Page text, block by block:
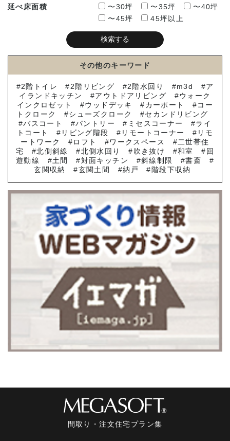
延べ床面積 〜30坪 〜35坪
〜40坪
〜45坪
45坪以上
その他のキーワード
2階トイレ 2階リビング 2階水回り m3d
ア
イランドキッチン
アウトドアリビング
ウォーク
インクロゼット
ウッドデッキ カーポート
コー
トクローク
シューズクローク
セカンドリビング
バスコート
パントリー ミセスコーナー
ライ
トコート
リビング階段 リモートコーナー
リモ
ートワーク
ロフト ワークスペース
二世帯住
宅
北側斜線 北側水回り 吹き抜け 和室
回
遊動線
土間 対面キッチン 斜線制限
書斎
玄関収納
玄関土間 納戸 階段下収納
間取り・注文住宅プラン集